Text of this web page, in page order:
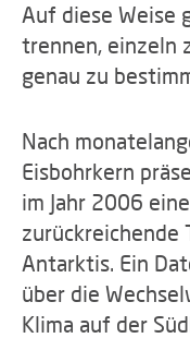
Auf diese Weise
trennen, einzeln
genau zu
Nach
Eisbohrkern
im Jahr 2006
zurückreichende
Antarktis. Ein
über die
Klima auf der